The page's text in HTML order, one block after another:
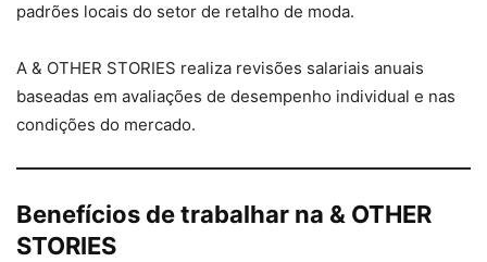
padrões locais do setor de retalho de moda.
A & OTHER STORIES realiza revisões salariais anuais
baseadas em avaliações de desempenho individual e nas
condições do mercado.
Benefícios de trabalhar na & OTHER
STORIES